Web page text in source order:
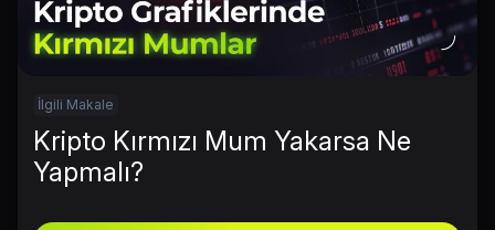
İlgili Makale
Kripto Kırmızı Mum Yakarsa Ne
Yapmalı?